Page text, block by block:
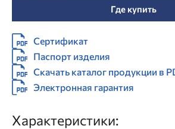
Где купить
Сертификат
Паспорт изделия
Скачать каталог продукции в
Электронная гарантия
Характеристики: